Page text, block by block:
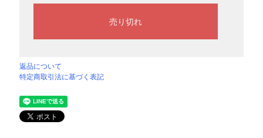
返品について
特定商取引法に基づく表記